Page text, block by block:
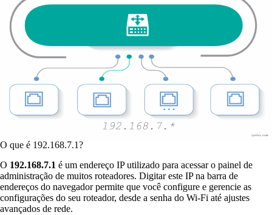
O que é 192.168.7.1?
O 192.168.7.1 é um endereço IP utilizado para acessar o painel de
administração de muitos roteadores. Digitar este IP na barra de
endereços do navegador permite que você configure e gerencie as
configurações do seu roteador, desde a senha do Wi-Fi até ajustes
avançados de rede.